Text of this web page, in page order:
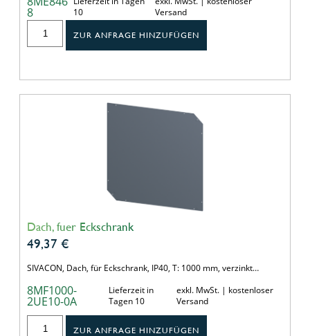
8
10
Versand
ZUR ANFRAGE HINZUFÜGEN
Dach, fuer Eckschrank
49,37 €
SIVACON, Dach, für Eckschrank, IP40, T: 1000 mm, verzinkt…
8MF1000-
2UE10-0A
Lieferzeit in
Tagen 10
exkl. MwSt. | kostenloser
Versand
ZUR ANFRAGE HINZUFÜGEN